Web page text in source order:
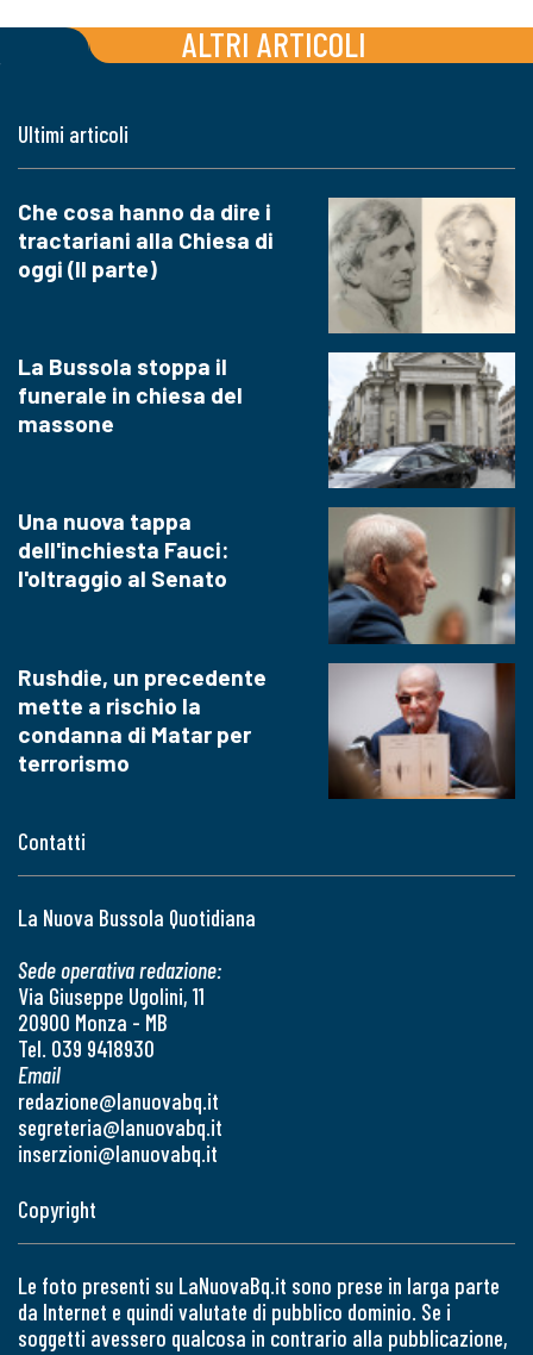
ALTRI ARTICOLI
Contatti
La Nuova Bussola Quotidiana
Sede operativa redazione:
Via Giuseppe Ugolini, 11
20900 Monza - MB
Tel. 039 9418930
Email
redazione@lanuovabq.it
segreteria@lanuovabq.it
inserzioni@lanuovabq.it
Ultimi articoli
Che cosa hanno da dire i
tractariani alla Chiesa di
oggi (II parte)
La Bussola stoppa il
funerale in chiesa del
massone
Una nuova tappa
dell'inchiesta Fauci:
l'oltraggio al Senato
Rushdie, un precedente
mette a rischio la
condanna di Matar per
terrorismo
Copyright
Le foto presenti su LaNuovaBq.it sono prese in larga parte
da Internet e quindi valutate di pubblico dominio. Se i
soggetti avessero qualcosa in contrario alla pubblicazione,